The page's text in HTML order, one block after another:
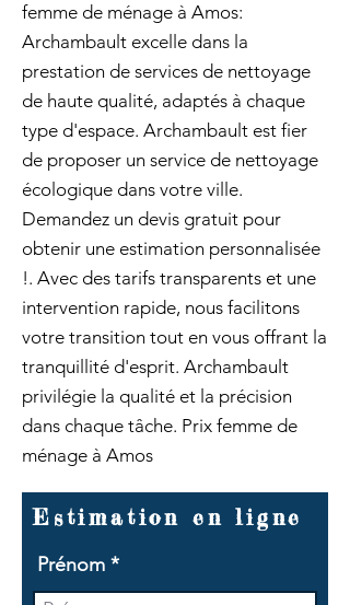
femme de ménage à Amos:
Archambault excelle dans la
prestation de services de nettoyage
de haute qualité, adaptés à chaque
type d'espace. Archambault est fier
de proposer un service de nettoyage
écologique dans votre ville.
Demandez un devis gratuit pour
obtenir une estimation personnalisée
!. Avec des tarifs transparents et une
intervention rapide, nous facilitons
votre transition tout en vous offrant la
tranquillité d'esprit. Archambault
privilégie la qualité et la précision
dans chaque tâche. Prix femme de
ménage à Amos
Estimation en ligne
Prénom